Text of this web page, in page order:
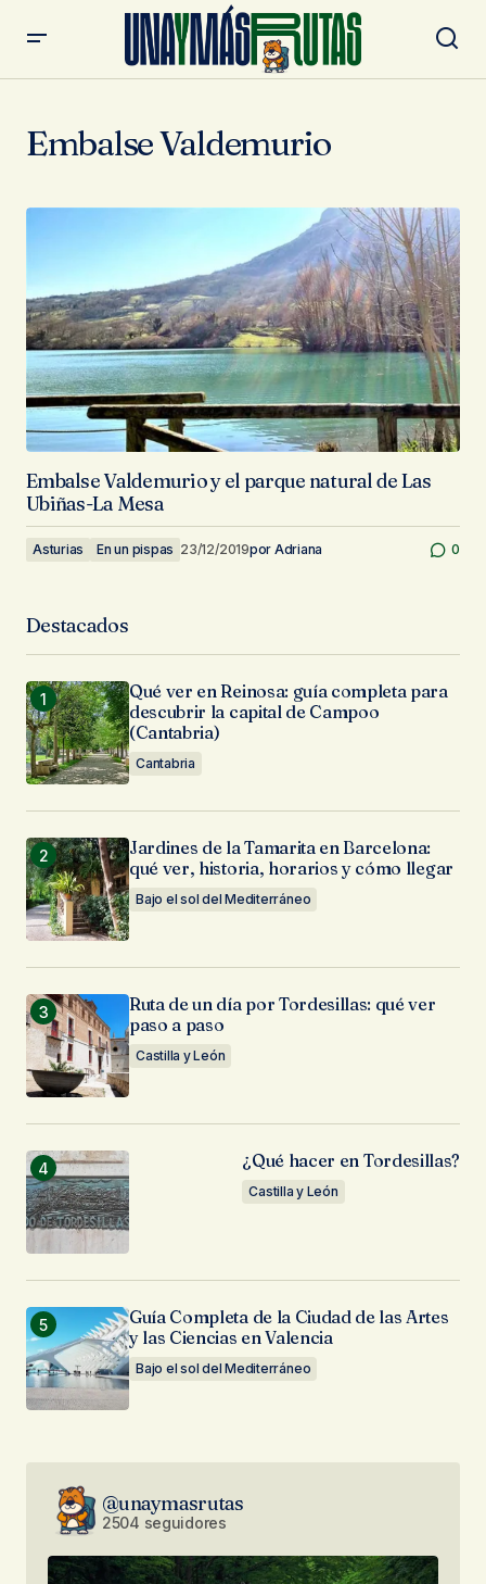
Embalse Valdemurio
Embalse Valdemurio y el parque natural de Las
Ubiñas-La Mesa
Asturias En un pispas 23/12/2019por Adriana 0
Destacados
Qué ver en Reinosa: guía completa para
descubrir la capital de Campoo
(Cantabria)
Cantabria
Jardines de la Tamarita en Barcelona:
qué ver, historia, horarios y cómo llegar
Bajo el sol del Mediterráneo
Ruta de un día por Tordesillas: qué ver
paso a paso
Castilla y León
¿Qué hacer en Tordesillas?
Castilla y León
Guía Completa de la Ciudad de las Artes
y las Ciencias en Valencia
Bajo el sol del Mediterráneo
@unaymasrutas
2504 seguidores